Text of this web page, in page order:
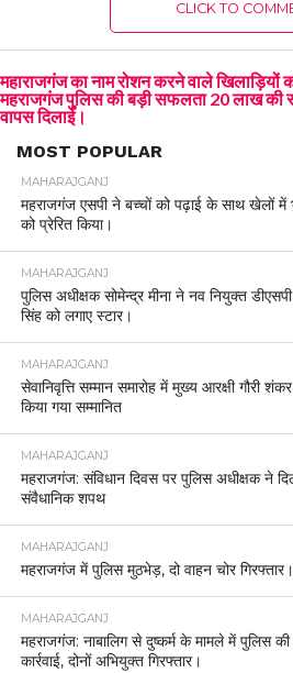
CLICK TO
महाराजगंज का नाम रोशन करने वाले खिलाड़ियों
महराजगंज पुलिस की बड़ी सफलता 20 लाख की
वापस दिलाई।
MOST POPULAR
MAHARAJGANJ
महराजगंज एसपी ने बच्चों को पढ़ाई के साथ खेलों में
को प्रेरित किया।
MAHARAJGANJ
पुलिस अधीक्षक सोमेन्द्र मीना ने नव नियुक्त
सिंह को लगाए स्टार।
MAHARAJGANJ
सेवानिवृत्ति सम्मान समारोह में मुख्य आरक्षी गौरी
किया गया सम्मानित
MAHARAJGANJ
महराजगंज: संविधान दिवस पर पुलिस अधीक्षक ने
संवैधानिक शपथ
MAHARAJGANJ
महराजगंज में पुलिस मुठभेड़, दो वाहन चोर गिरफ्तार।
MAHARAJGANJ
महराजगंज: नाबालिग से दुष्कर्म के मामले में पुलिस की
कार्रवाई, दोनों अभियुक्त गिरफ्तार।